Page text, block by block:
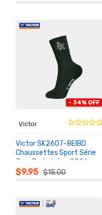
- 34% OFF
Victor
Victor SK2607-8EIBD
Chaussettes Sport Série
Jour Badminton 2026
Unisexe
$9.95 $15.00
AU
PANIER